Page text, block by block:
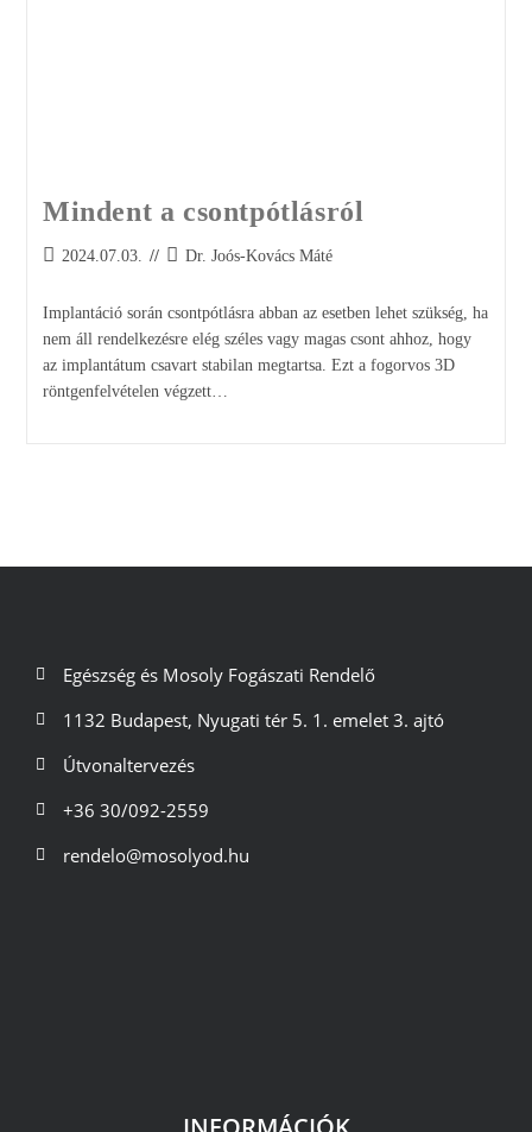
Mindent a csontpótlásról
2024.07.03. Dr. Joós-Kovács Máté
Implantáció során csontpótlásra abban az esetben lehet szükség, ha
nem áll rendelkezésre elég széles vagy magas csont ahhoz, hogy
az implantátum csavart stabilan megtartsa. Ezt a fogorvos 3D
röntgenfelvételen végzett…
Egészség és Mosoly Fogászati Rendelő
1132 Budapest, Nyugati tér 5. 1. emelet 3. ajtó
Útvonaltervezés
+36 30/092-2559
rendelo@mosolyod.hu